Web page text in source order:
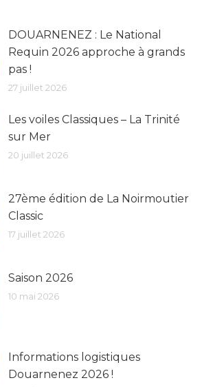
DOUARNENEZ : Le National
Requin 2026 approche à grands
pas !
27 juillet 2026
Les voiles Classiques – La Trinité
sur Mer
20 juillet 2026
27ème édition de La Noirmoutier
Classic
17 juillet 2026
Saison 2026
10 mai 2026
Informations logistiques
Douarnenez 2026 !